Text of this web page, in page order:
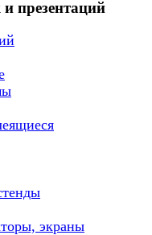
презентаций
экраны